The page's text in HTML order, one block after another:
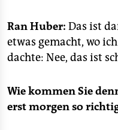
Ran Huber: Das ist
etwas gemacht, wo
dachte: Nee, das ist
Wie kommen Sie
erst morgen so